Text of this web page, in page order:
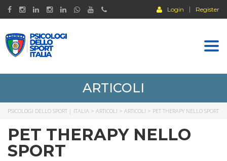
Login Register
ARTICOLI
PSICOLOGI DELLO SPORT | ITALIA > ARTICOLI > ARTICOLI > PET THERAPY NELLO SPORT
PET THERAPY NELLO
SPORT